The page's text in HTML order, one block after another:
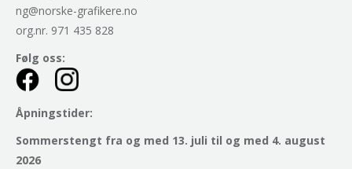
ng@norske-grafikere.no
org.nr. 971 435 828
Følg oss:
Åpningstider:
Sommerstengt fra og med 13. juli til og med 4. august
2026